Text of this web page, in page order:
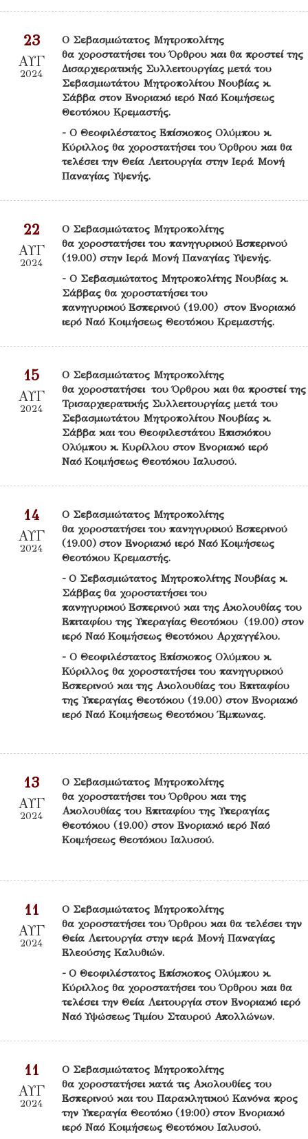
23
ΑΥΓ
2024
Ο Σεβασμιώτατος Μητροπολίτης
θα χοροστατήσει του Όρθρου και θα προστεί της
Δισαρχιερατικής Συλλειτουργίας μετά του
Σεβασμιωτάτου Μητροπολίτου Νουβίας κ.
Σάββα στον Ενοριακό ιερό Ναό Κοιμήσεως
Θεοτόκου Κρεμαστής.
- Ο Θεοφιλέστατος Επίσκοπος Ολύμπου κ.
Κύριλλος θα χοροστατήσει του Όρθρου και θα
τελέσει την Θεία Λειτουργία στην Ιερά Μονή
Παναγίας Υψενής.
22
ΑΥΓ
2024
Ο Σεβασμιώτατος Μητροπολίτης
θα χοροστατήσει του πανηγυρικού Εσπερινού
(19.00) στην Ιερά Μονή Παναγίας Υψενής.
- Ο Σεβασμιώτατος Μητροπολίτης Νουβίας κ.
Σάββας θα χοροστατήσει του
πανηγυρικού Εσπερινού (19.00) στον Ενοριακό
ιερό Ναό Κοιμήσεως Θεοτόκου Κρεμαστής.
15
ΑΥΓ
2024
Ο Σεβασμιώτατος Μητροπολίτης
θα χοροστατήσει του Όρθρου και θα προστεί της
Τρισαρχιερατικής Συλλειτουργίας μετά του
Σεβασμιωτάτου Μητροπολίτου Νουβίας κ.
Σάββα και του Θεοφιλεστάτου Επισκόπου
Ολύμπου κ. Κυρίλλου στον Ενοριακό ιερό
Ναό Κοιμήσεως Θεοτόκου Ιαλυσού.
14
ΑΥΓ
2024
Ο Σεβασμιώτατος Μητροπολίτης
θα χοροστατήσει του πανηγυρικού Εσπερινού
(19.00) στον Ενοριακό ιερό Ναό Κοιμήσεως
Θεοτόκου Κρεμαστής.
- Ο Σεβασμιώτατος Μητροπολίτης Νουβίας κ.
Σάββας θα χοροστατήσει του
πανηγυρικού Εσπερινού και της Ακολουθίας του
Επιταφίου της Υπεραγίας Θεοτόκου (19.00) στον
ιερό Ναό Κοιμήσεως Θεοτόκου Αρχαγγέλου.
- Ο Θεοφιλέστατος Επίσκοπος Ολύμπου κ.
Κύριλλος θα χοροστατήσει του πανηγυρικού
Εσπερινού και της Ακολουθίας του Επιταφίου
της Υπεραγίας Θεοτόκου (19.00) στον Ενοριακό
ιερό Ναό Κοιμήσεως Θεοτόκου Έμπωνας.
13
ΑΥΓ
2024
Ο Σεβασμιώτατος Μητροπολίτης
θα χοροστατήσει του Όρθρου και της
Ακολουθίας του Επιταφίου της Υπεραγίας
Θεοτόκου (19.00) στον Ενοριακό ιερό Ναό
Κοιμήσεως Θεοτόκου Ιαλυσού.
11
ΑΥΓ
2024
Ο Σεβασμιώτατος Μητροπολίτης
θα χοροστατήσει του Όρθρου και θα τελέσει την
Θεία Λειτουργία στην ιερά Μονή Παναγίας
Ελεούσης Καλυθιών.
- Ο Θεοφιλέστατος Επίσκοπος Ολύμπου κ.
Κύριλλος θα χοροστατήσει του Όρθρου και θα
τελέσει την Θεία Λειτουργία στον Ενοριακό ιερό
Ναό Υψώσεως Τιμίου Σταυρού Απολλώνων.
11
ΑΥΓ
2024
Ο Σεβασμιώτατος Μητροπολίτης
θα χοροστατήσει κατά τις Ακολουθίες του
Εσπερινού και του Παρακλητικού Κανόνα προς
την Υπεραγία Θεοτόκο (19:00) στον Ενοριακό
ιερό Ναό Κοιμήσεως Θεοτόκου Ιαλυσού.